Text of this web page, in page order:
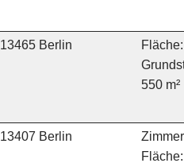
13465 Berlin
550 m²
13407 Berlin